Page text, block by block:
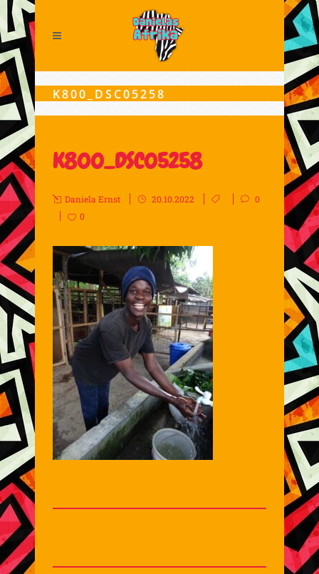
K800_DSC05258
K800_DSC05258
Daniela Ernst 20.10.2022
0
0